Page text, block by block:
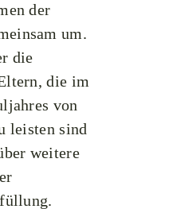
der
um.
die
die im
von
leisten sind
weitere